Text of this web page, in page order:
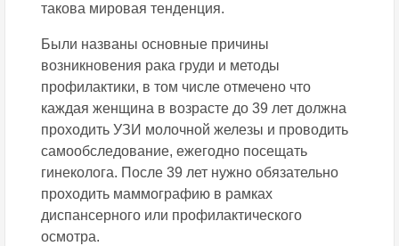
такова мировая тенденция.
Были названы основные причины
возникновения рака груди и методы
профилактики, в том числе отмечено что
каждая женщина в возрасте до 39 лет должна
проходить УЗИ молочной железы и проводить
самообследование, ежегодно посещать
гинеколога. После 39 лет нужно обязательно
проходить маммографию в рамках
диспансерного или профилактического
осмотра.